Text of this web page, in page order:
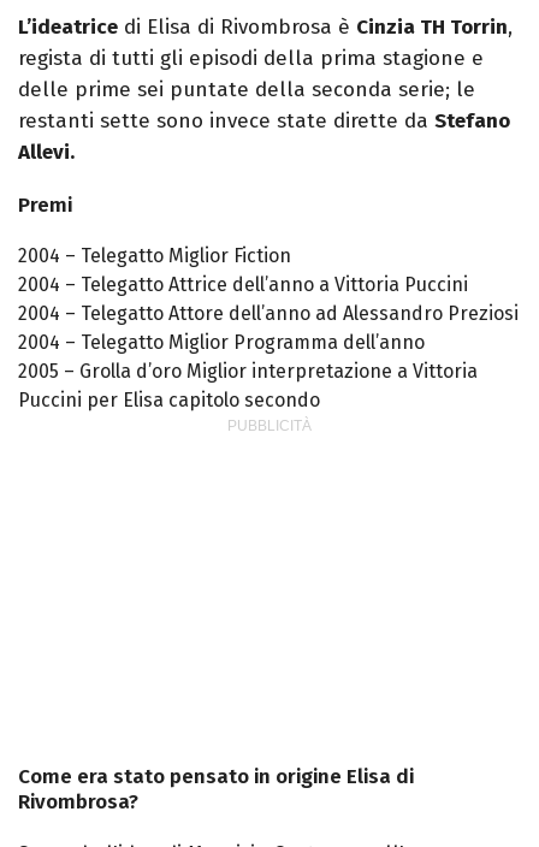
L’ideatrice di Elisa di Rivombrosa è Cinzia TH Torrin,
regista di tutti gli episodi della prima stagione e
delle prime sei puntate della seconda serie; le
restanti sette sono invece state dirette da Stefano
Allevi.
Premi
2004 – Telegatto Miglior Fiction
2004 – Telegatto Attrice dell’anno a Vittoria Puccini
2004 – Telegatto Attore dell’anno ad Alessandro Preziosi
2004 – Telegatto Miglior Programma dell’anno
2005 – Grolla d’oro Miglior interpretazione a Vittoria
Puccini per Elisa capitolo secondo
Come era stato pensato in origine Elisa di
Rivombrosa?